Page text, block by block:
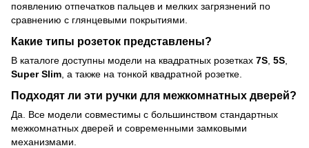
появлению отпечатков пальцев и мелких загрязнений по
сравнению с глянцевыми покрытиями.
Какие типы розеток представлены?
В каталоге доступны модели на квадратных розетках 7S 5S
Super Slim , а также на тонкой квадратной розетке.
Подходят ли эти ручки для межкомнатных дверей?
Да. Все модели совместимы с большинством стандартных
межкомнатных дверей и современными замковыми
механизмами.